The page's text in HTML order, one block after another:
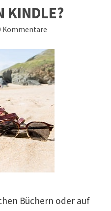
KINDLE?
Kommentare
Büchern oder auf